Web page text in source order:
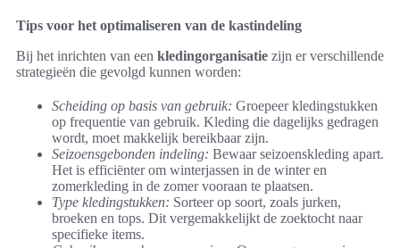
Tips voor het optimaliseren van de kastindeling
Bij het inrichten van een kledingorganisatie zijn er verschillende
strategieën die gevolgd kunnen worden:
Scheiding op basis van gebruik: Groepeer kledingstukken
op frequentie van gebruik. Kleding die dagelijks gedragen
wordt, moet makkelijk bereikbaar zijn.
Seizoensgebonden indeling: Bewaar seizoenskleding apart.
Het is efficiënter om winterjassen in de winter en
zomerkleding in de zomer vooraan te plaatsen.
Type kledingstukken: Sorteer op soort, zoals jurken,
broeken en tops. Dit vergemakkelijkt de zoektocht naar
specifieke items.